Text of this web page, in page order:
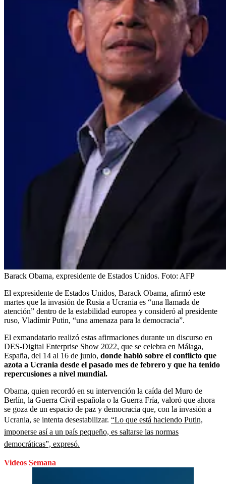
Barack Obama, expresidente de Estados Unidos. Foto: AFP
El expresidente de Estados Unidos, Barack Obama, afirmó este
martes que la invasión de Rusia a Ucrania es “una llamada de
atención” dentro de la estabilidad europea y consideró al presidente
ruso, Vladímir Putin, “una amenaza para la democracia”.
El exmandatario realizó estas afirmaciones durante un discurso en
DES-Digital Enterprise Show 2022, que se celebra en Málaga,
España, del 14 al 16 de junio, donde habló sobre el conflicto que
azota a Ucrania desde el pasado mes de febrero y que ha tenido
repercusiones a nivel mundial.
Obama, quien recordó en su intervención la caída del Muro de
Berlín, la Guerra Civil española o la Guerra Fría, valoró que ahora
se goza de un espacio de paz y democracia que, con la invasión a
Ucrania, se intenta desestabilizar. “Lo que está haciendo Putin,
imponerse así a un país pequeño, es saltarse las normas
democráticas”, expresó.
Videos Semana